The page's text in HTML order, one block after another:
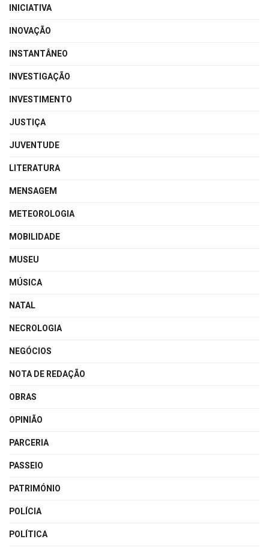
INICIATIVA
INOVAÇÃO
INSTANTÂNEO
INVESTIGAÇÃO
INVESTIMENTO
JUSTIÇA
JUVENTUDE
LITERATURA
MENSAGEM
METEOROLOGIA
MOBILIDADE
MUSEU
MÚSICA
NATAL
NECROLOGIA
NEGÓCIOS
NOTA DE REDAÇÃO
OBRAS
OPINIÃO
PARCERIA
PASSEIO
PATRIMÓNIO
POLÍCIA
POLÍTICA